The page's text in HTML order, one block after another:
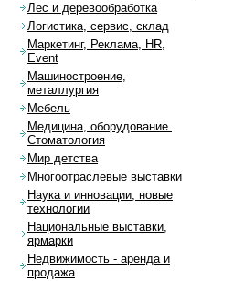
Лес и деревообработка
Логистика, сервис, склад
Маркетинг, Реклама, HR,
Event
Машиностроение,
металлургия
Мебель
Медицина, оборудование.
Стоматология
Мир детства
Многоотраслевые выставки
Наука и инновации, новые
технологии
Национальные выставки,
ярмарки
Недвижимость - аренда и
продажа